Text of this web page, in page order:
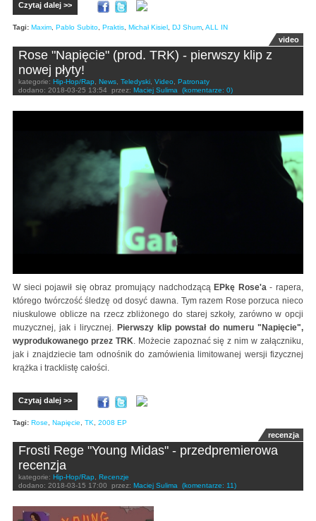
Czytaj dalej >>
Tagi: Maxim Pablo Subito Praktis Michał Kisiel DJ Shum ALL IN
video
Rose "Napięcie" (prod. TRK) - pierwszy klip z
nowej płyty!
kategorie: Hip-Hop/Rap News Teledyski Video
Patronaty
dodano: 2018-03-25 13:54 przez: Maciej Sulima (komentarze: 0)
W sieci pojawił się obraz promujący nadchodzącą EPkę Rose'a- rapera,
którego twórczość śledzę od dosyć dawna. Tym razem Rose porzuca nieco
niuskulowe oblicze na rzecz zbliżonego do starej szkoły, zarówno w opcji
muzycznej, jak i lirycznej. Pierwszy klip powstał do numeru "Napięcie",
wyprodukowanego przez TRK. Możecie zapoznać się z nim w załączniku,
jak i znajdziecie tam odnośnik do zamówienia limitowanej wersji fizycznej
krążka i tracklistę całości.
Czytaj dalej >>
Tagi: Rose Napięcie TK 2008 EP
recenzja
Frosti Rege "Young Midas" - przedpremierowa
recenzja
kategorie: Hip-Hop/Rap
Recenzje
dodano: 2018-03-15 17:00 przez: Maciej Sulima (komentarze: 11)